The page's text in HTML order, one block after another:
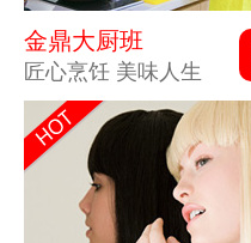
金鼎大厨班
匠心烹饪 美味人生